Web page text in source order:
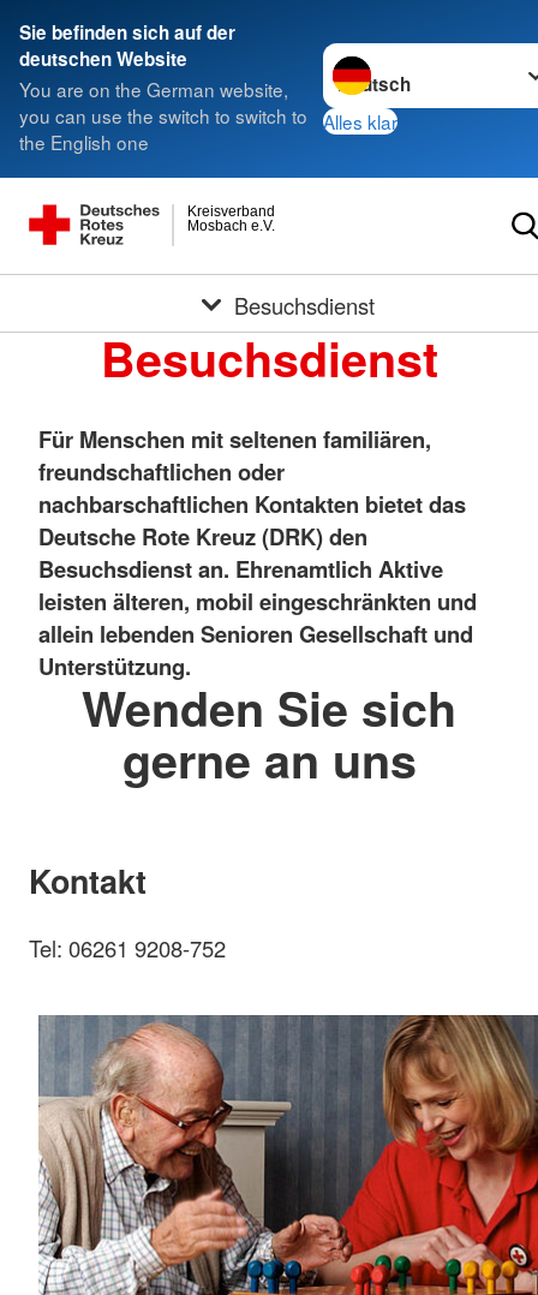
Sie befinden sich auf der
deutschen Website
You are on the German website,
you can use the switch to switch to
the English one
Sprache wechseln zu
Alles klar
Mosbach e.V.
Kreisverband
Besuchsdienst
Besuchsdienst
Für Menschen mit seltenen familiären,
freundschaftlichen oder
nachbarschaftlichen Kontakten bietet das
Deutsche Rote Kreuz (DRK) den
Besuchsdienst an. Ehrenamtlich Aktive
leisten älteren, mobil eingeschränkten und
allein lebenden Senioren Gesellschaft und
Unterstützung.
Wenden Sie sich
gerne an uns
Kontakt
Tel: 06261 9208-752